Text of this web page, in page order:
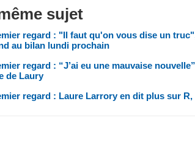
sujet
regard : "Il faut qu'on vous dise un
au bilan lundi prochain
regard : “J’ai eu une mauvaise
de Laury
regard : Laure Larrory en dit plus sur